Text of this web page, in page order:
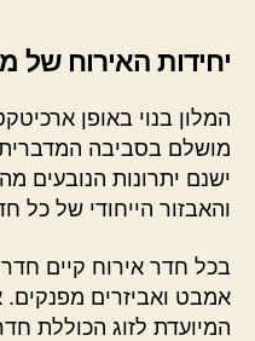
יחידות האירוח של
המלון בנוי באופן
מושלם בסביבה
ישנם יתרונות הנובעים
והאבזור הייחודי של כל
בכל חדר אירוח קיים
אמבט ואביזרים מפנקים.
המיועדת לזוג הכוללת